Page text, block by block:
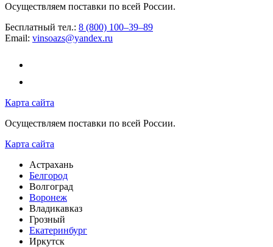
Осуществляем поставки по всей России.
Бесплатный тел.: 8 (800) 100–39–89
Email: vinsoazs@yandex.ru
Карта сайта
Осуществляем поставки по всей России.
Карта сайта
Астрахань
Белгород
Волгоград
Воронеж
Владикавказ
Грозный
Екатеринбург
Иркутск